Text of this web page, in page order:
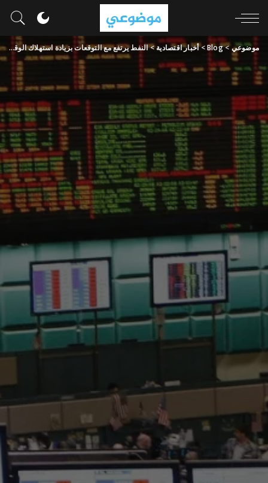
موضوعي>
Blog
>أخبار اقتصادية>النفط يرتفع مع التوقعات بزيادة استهلاك الوقود في الصيف